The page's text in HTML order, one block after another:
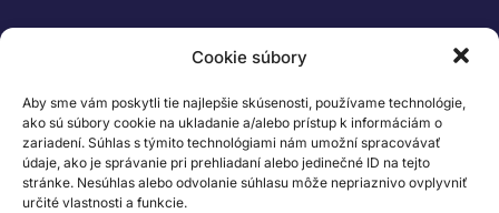
Cookie súbory
Aby sme vám poskytli tie najlepšie skúsenosti, používame technológie,
ako sú súbory cookie na ukladanie a/alebo prístup k informáciám o
zariadení. Súhlas s týmito technológiami nám umožní spracovávať
údaje, ako je správanie pri prehliadaní alebo jedinečné ID na tejto
stránke. Nesúhlas alebo odvolanie súhlasu môže nepriaznivo ovplyvniť
určité vlastnosti a funkcie.